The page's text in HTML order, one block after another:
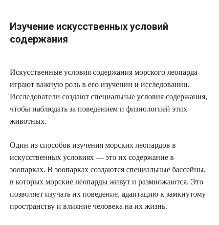
Изучение искусственных условий
содержания
Искусственные условия содержания морского леопарда
играют важную роль в его изучении и исследовании.
Исследователи создают специальные условия содержания,
чтобы наблюдать за поведением и физиологией этих
животных.
Один из способов изучения морских леопардов в
искусственных условиях — это их содержание в
зоопарках. В зоопарках создаются специальные бассейны,
в которых морские леопарды живут и размножаются. Это
позволяет изучать их поведение, адаптацию к замкнутому
пространству и влияние человека на их жизнь.